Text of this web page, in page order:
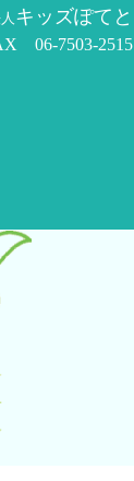
キッズぽてと
06-7503-2515